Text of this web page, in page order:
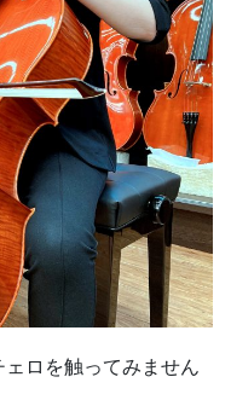
ロを触ってみません